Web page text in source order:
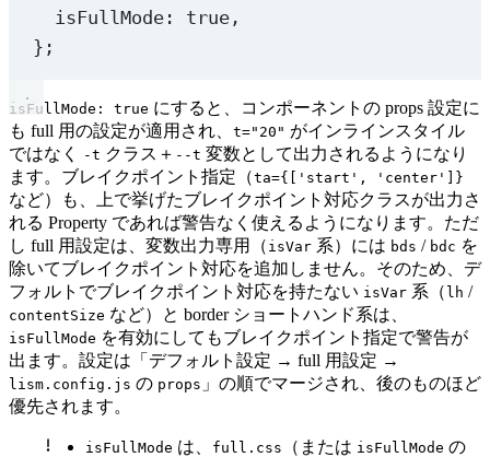
isFullMode: true,
};
isFullMode: true にすると、コンポーネントの props 設定に
も full 用の設定が適用され、 t="20" がインラインスタイル
ではなく
-t クラス＋ --t 変数として出力されるようになり
ます。ブレイクポイント指定（ta={['start', 'center']}
など）も、上で挙げたブレイクポイント対応クラスが出力さ
れる Property であれば警告なく使えるようになります。ただ
し full 用設定は、変数出力専用（ isVar 系）には bds / bdc を
除いてブレイクポイント対応を追加しません。そのため、デ
フォルトでブレイクポイント対応を持たない isVar 系（ lh /
contentSize など）と border ショートハンド系は、
isFullMode を有効にしてもブレイクポイント指定で警告が
出ます。設定は「デフォルト設定 → full 用設定 →
lism.config.js の props 」の順でマージされ、後のものほど
優先されます。
isFullMode は、 full.css （または isFullMode の